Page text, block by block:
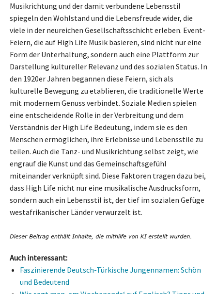
Musikrichtung und der damit verbundene Lebensstil
spiegeln den Wohlstand und die Lebensfreude wider, die
viele in der neureichen Gesellschaftsschicht erleben. Event-
Feiern, die auf High Life Musik basieren, sind nicht nur eine
Form der Unterhaltung, sondern auch eine Plattform zur
Darstellung kultureller Relevanz und des sozialen Status. In
den 1920er Jahren begannen diese Feiern, sich als
kulturelle Bewegung zu etablieren, die traditionelle Werte
mit modernem Genuss verbindet. Soziale Medien spielen
eine entscheidende Rolle in der Verbreitung und dem
Verständnis der High Life Bedeutung, indem sie es den
Menschen ermöglichen, ihre Erlebnisse und Lebensstile zu
teilen. Auch die Tanz- und Musikrichtung selbst zeigt, wie
engrauf die Kunst und das Gemeinschaftsgefühl
miteinander verknüpft sind. Diese Faktoren tragen dazu bei,
dass High Life nicht nur eine musikalische Ausdrucksform,
sondern auch ein Lebensstil ist, der tief im sozialen Gefüge
westafrikanischer Länder verwurzelt ist.
Auch interessant:
Faszinierende Deutsch-Türkische Jungennamen: Schön
und Bedeutend